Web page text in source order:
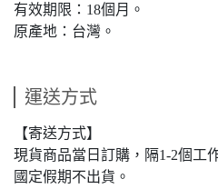
有效期限：18個月。
原產地：台灣。
運送方式
【寄送方式】
現貨商品當日訂購，隔1-2個工
國定假期不出貨。